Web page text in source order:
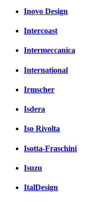
Inovo Design
Intercoast
Intermeccanica
International
Irmscher
Isdera
Iso Rivolta
Isotta-Fraschini
Isuzu
ItalDesign